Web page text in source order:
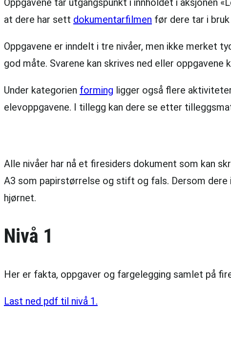
Oppgavene tar utgangspunkt i innholdet i aksjonen
at dere har sett dokumentarfilmen før dere tar i
Oppgavene er inndelt i tre nivåer, men ikke merket
god måte. Svarene kan skrives ned eller oppgavene
Under kategorien forming ligger også flere
elevoppgavene. I tillegg kan dere se etter
Alle nivåer har nå et firesiders dokument som kan
A3 som papirstørrelse og stift og fals. Dersom
hjørnet.
Nivå 1
Her er fakta, oppgaver og fargelegging samlet på
Last ned pdf til nivå 1.